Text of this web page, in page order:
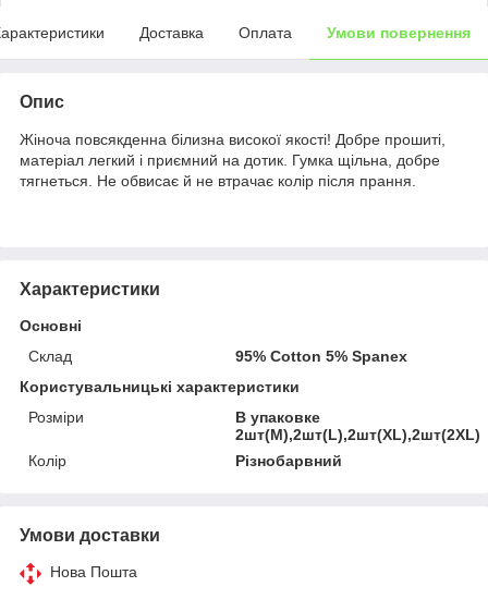
Доставка Оплата Умови повернення
Опис
Жіноча повсякденна білизна високої якості! Добре прошиті,
матеріал легкий і приємний на дотик. Гумка щільна, добре
тягнеться. Не обвисає й не втрачає колір після прання.
Характеристики
Основні
Склад
95% Cotton 5% Spanex
Користувальницькі характеристики
Розміри
В упаковке
2шт(М),2шт(L),2шт(XL),2шт(2XL)
Колір
Різнобарвний
Умови доставки
Нова Пошта